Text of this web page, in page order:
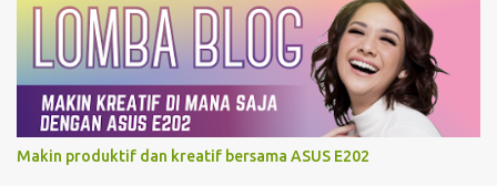
baterai, minjam charger di warung atau toko. nggak tahu
speknya asal maen colok-colokin.
Makin produktif dan kreatif bersama ASUS E202